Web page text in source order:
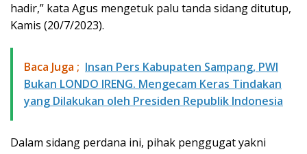
hadir,” kata Agus mengetuk palu tanda sidang ditutup,
Kamis (20/7/2023).
Baca Juga ; Insan Pers Kabupaten Sampang, PWI
Bukan LONDO IRENG. Mengecam Keras Tindakan
yang Dilakukan oleh Presiden Republik Indonesia
Dalam sidang perdana ini, pihak penggugat yakni